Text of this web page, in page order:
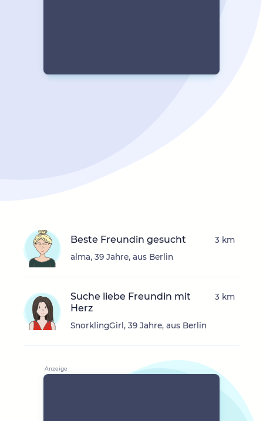
Beste Freundin gesucht
alma, 39 Jahre, aus Berlin
3 km
Suche liebe Freundin mit
Herz
SnorklingGirl, 39 Jahre, aus Berlin
3 km